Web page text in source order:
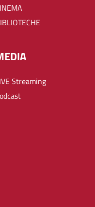
CINEMA
BIBLIOTECHE
Streaming